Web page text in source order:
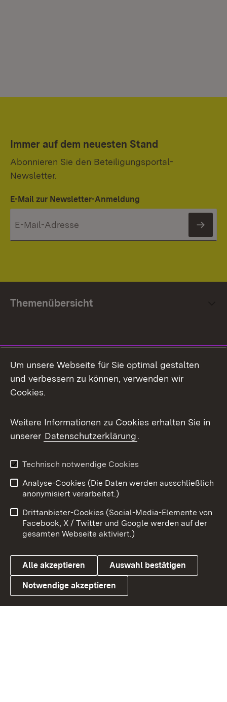
Immer auf dem neuesten Stand
Abonnieren Sie den Beteiligungsportal-
Newsletter.
E-Mail zur Newsletter-Anmeldung
Themenübersicht
Facebook
X / Twitter
Youtube
Link zum Landesportal
Impressum
Kontakt
Barrierefreiheit
Datenschutz
Cookies
Um unsere Webseite für Sie optimal gestalten
und verbessern zu können, verwenden wir
Cookies.
Weitere Informationen zu Cookies erhalten Sie in
unserer Datenschutzerklärung.
Technisch notwendige Cookies
Analyse-Cookies (Die Daten werden ausschließlich
anonymisiert verarbeitet.)
Drittanbieter-Cookies (Social-Media-Elemente von
Facebook, X / Twitter und Google werden auf der
gesamten Webseite aktiviert.)
Alle akzeptieren Auswahl bestätigen
Notwendige akzeptieren